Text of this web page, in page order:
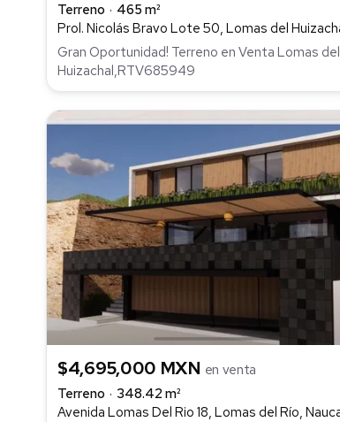
Terreno
465 m²
Gran Oportunidad! Terreno en Venta Lomas del
Huizachal,RTV685949
$4,695,000 MXN en venta
Terreno
348.42 m²